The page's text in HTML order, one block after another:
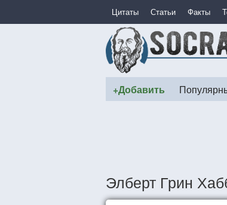
Цитаты Статьи Факты
+Добавить
Элберт Грин